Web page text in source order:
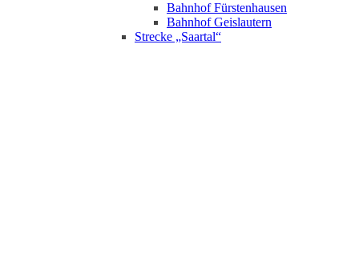
Bahnhof Fürstenhausen
Bahnhof Geislautern
Strecke „Saartal“